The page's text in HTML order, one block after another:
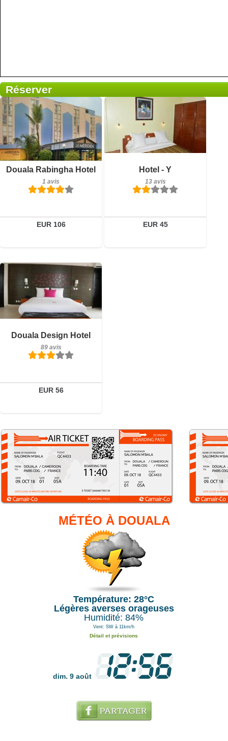
Réserver
Douala Rabingha Hotel
1 avis
EUR 106
Réserver
Hotel - Y
13 avis
EUR 45
13 avis
Détails
Réserver
Douala Design Hotel
89 avis
EUR 56
89 avis
Réserver
MÉTÉO À DOUALA
Température: 28°C
Légères averses orageuses
Humidité: 84%
Vent: SW à 11km/h
Détail et prévisions
dim. 9 août